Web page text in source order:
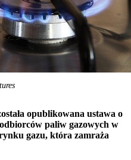
opublikowana ustawa o
paliw gazowych w
gazu, która zamraża